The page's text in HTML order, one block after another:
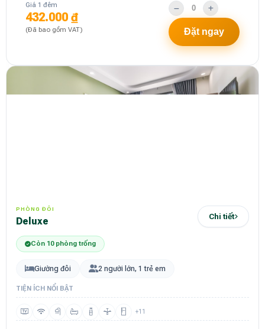
Giá 1 đêm
432.000 ₫
(Đã bao gồm VAT) Đặt ngay
PHÒNG ĐÔI
Deluxe Chi tiết
Còn 10 phòng trống
Giường đôi 2 người lớn, 1 trẻ em
TIỆN ÍCH NỔI BẬT
+11